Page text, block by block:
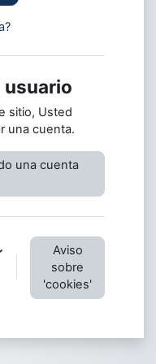
usuario
sitio, Usted
una cuenta.
una cuenta
Aviso
sobre
'cookies'